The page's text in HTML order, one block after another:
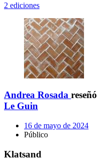
2 ediciones
Andrea Rosada reseñó
Le Guin
16 de mayo de 2024
Público
Klatsand